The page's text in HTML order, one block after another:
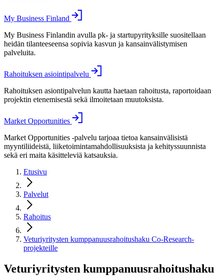
My Business Finland
My Business Finlandin avulla pk- ja startupyrityksille suositellaan
heidän tilanteeseensa sopivia kasvun ja kansainvälistymisen
palveluita.
Rahoituksen asiointipalvelu
Rahoituksen asiontipalvelun kautta haetaan rahoitusta, raportoidaan
projektin etenemisestä sekä ilmoitetaan muutoksista.
Market Opportunities
Market Opportunities -palvelu tarjoaa tietoa kansainvälisistä
myyntiliideistä, liiketoimintamahdollisuuksista ja kehityssuunnista
sekä eri maita käsitteleviä katsauksia.
Etusivu
Palvelut
Rahoitus
Veturiyritysten kumppanuusrahoitushaku Co-Research-
projekteille
Veturiyritysten kumppanuusrahoitushaku